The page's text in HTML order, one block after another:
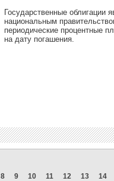
Государственные облигации
национальным
периодические процентные
на дату погашения.
8 9 10 11 12 13 14